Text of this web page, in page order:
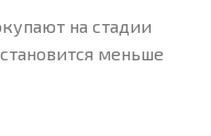
на стадии
меньше